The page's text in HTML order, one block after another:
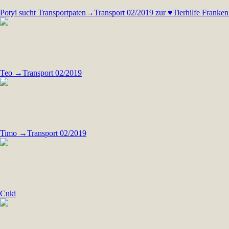
Potyi sucht Transportpaten→Transport 02/2019 zur ♥Tierhilfe
Teo →Transport 02/2019
Timo →Transport 02/2019
Cuki